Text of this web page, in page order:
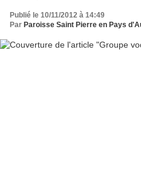
Publié le 10/11/2012 à 14:49
Par Paroisse Saint Pierre en Pays